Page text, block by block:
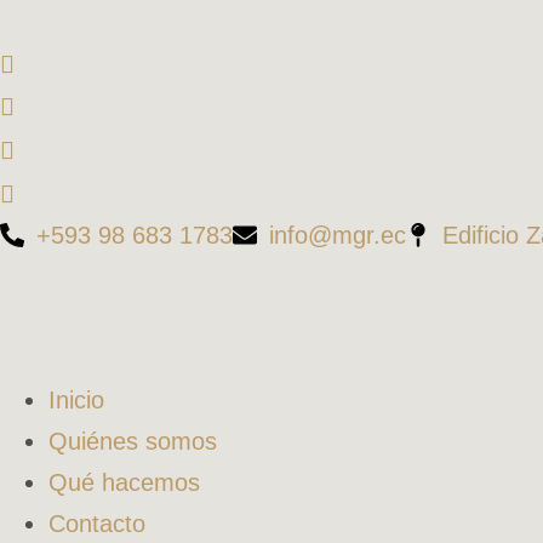
+593 98 683 1783 info@mgr.ec Edificio
Inicio
Quiénes somos
Qué hacemos
Contacto